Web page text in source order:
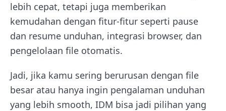
lebih cepat, tetapi juga memberikan
kemudahan dengan fitur-fitur seperti pause
dan resume unduhan, integrasi browser, dan
pengelolaan file otomatis.
Jadi, jika kamu sering berurusan dengan file
besar atau hanya ingin pengalaman unduhan
yang lebih smooth, IDM bisa jadi pilihan yang